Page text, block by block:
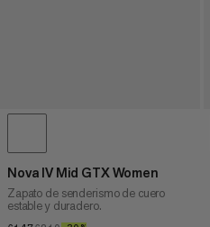
Nova IV Mid GTX Women
Zapato de senderismo de cuero
estable y duradero.